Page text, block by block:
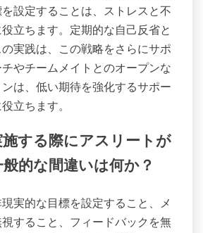
設定することは、ストレスと不
立ちます。定期的な自己反省と
実践は、この戦略をさらにサポ
やチームメイトとのオープンな
は、低い期待を強化するサポー
立ちます。
する際にアスリートが
的な間違いは何か？
実的な目標を設定すること、メ
すること、フィードバックを無